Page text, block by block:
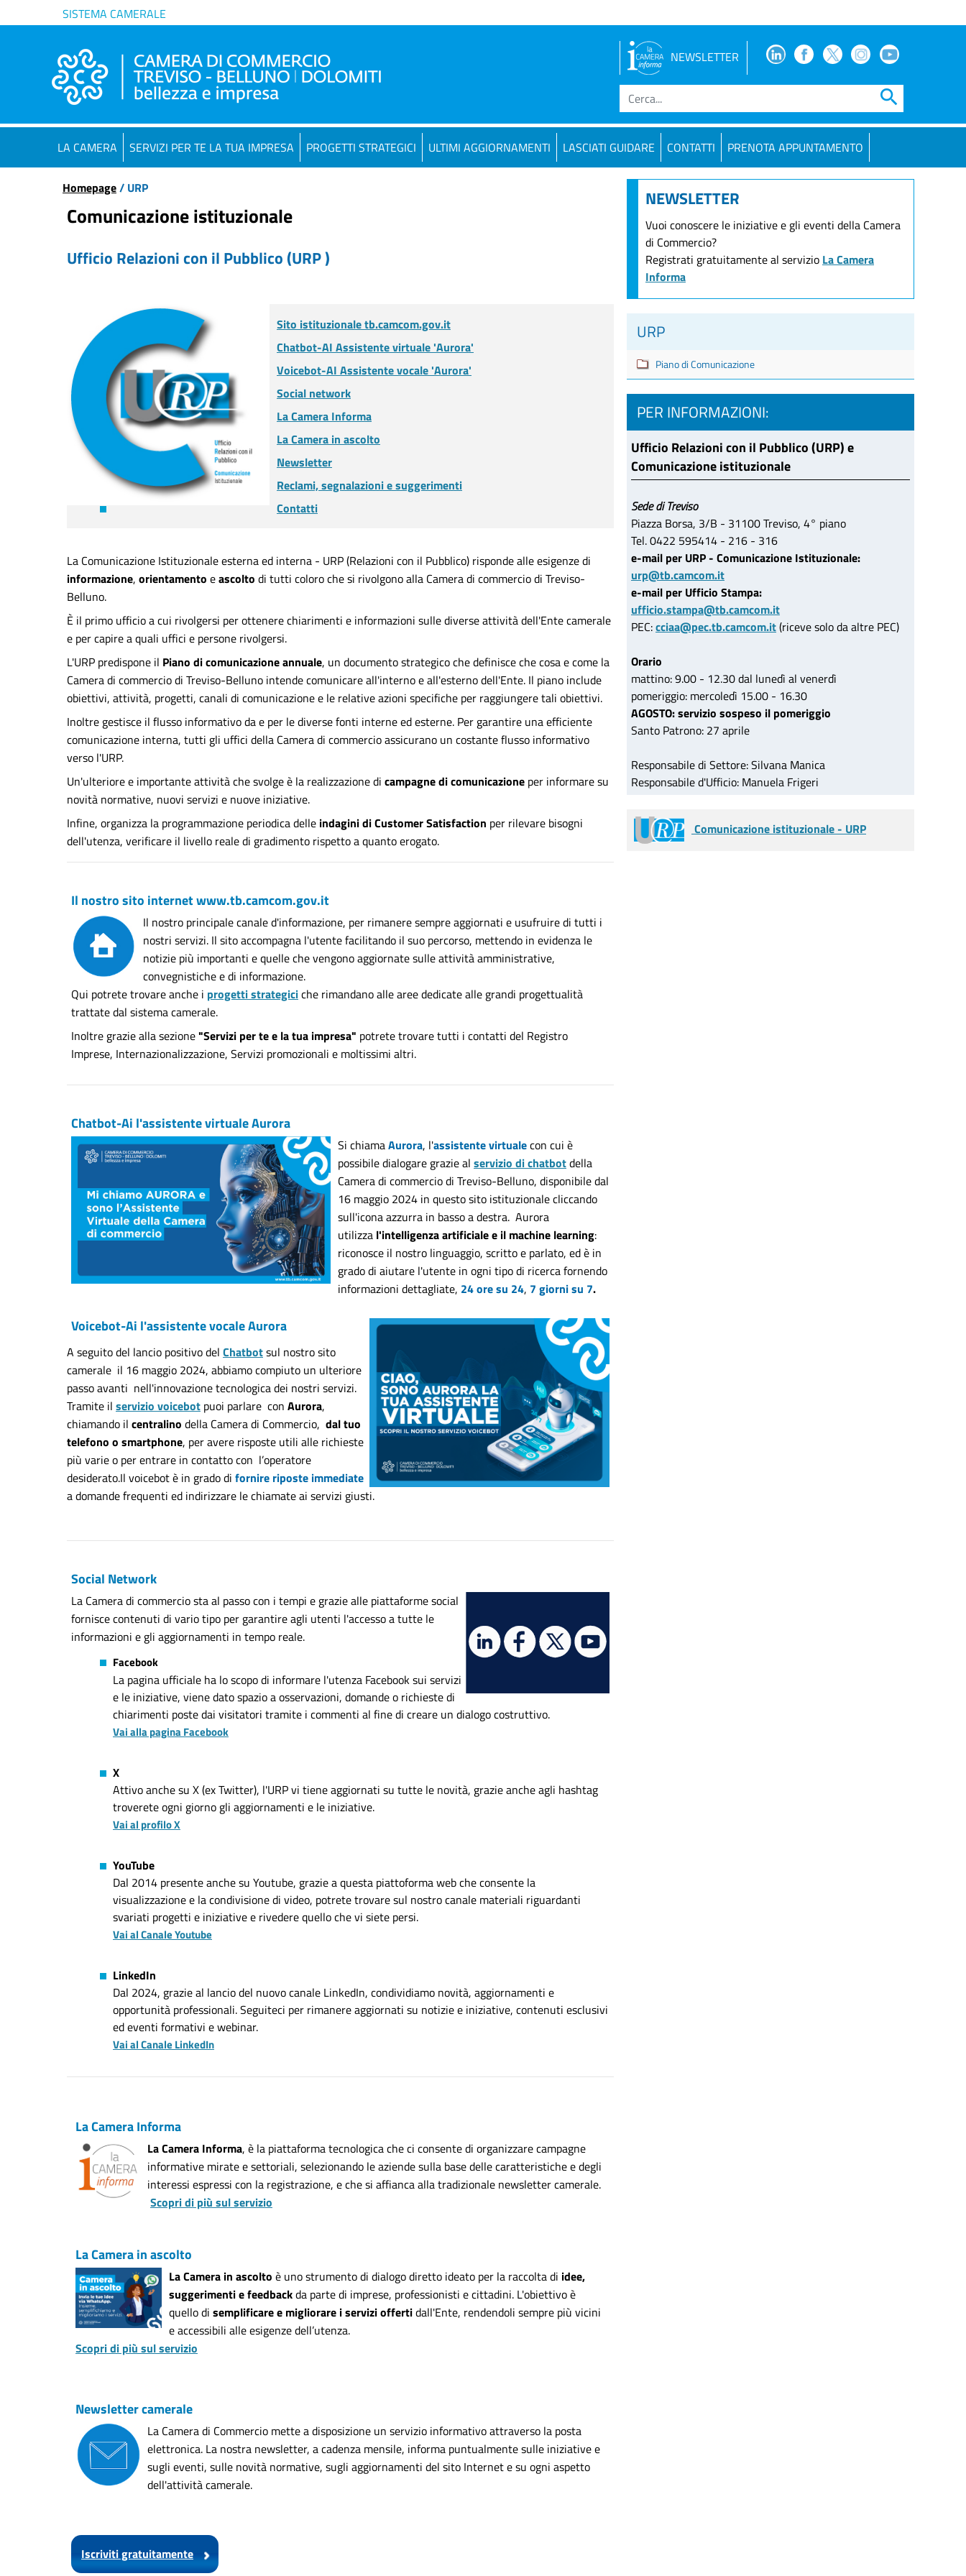
SISTEMA CAMERALE
NEWSLETTER FacebookFacebook
TwitterInstagramYoutube
search
LA CAMERA SERVIZI PER TE LA TUA IMPRESA PROGETTI STRATEGICI ULTIMI AGGIORNAMENTI LASCIATI GUIDARE CONTATTI PRENOTA APPUNTAMENTO
Homepage/ URP
Comunicazione istituzionale
Ufficio Relazioni con il Pubblico (URP )
Sito istituzionale tb.camcom.gov.it
Chatbot-AI Assistente virtuale 'Aurora'
Voicebot-AI Assistente vocale 'Aurora'
Social network
La Camera Informa
La Camera in ascolto
Newsletter
Reclami, segnalazioni e suggerimenti
Contatti
La Comunicazione Istituzionale esterna ed interna - URP (Relazioni con il Pubblico) risponde alle esigenze di
informazione, orientamento eascolto di tutti coloro che si rivolgono alla Camera di commercio di Treviso-
Belluno.
È il primo ufficio a cui rivolgersi per ottenere chiarimenti e informazioni sulle diverse attività dell'Ente camerale
e per capire a quali uffici e persone rivolgersi.
L'URP predispone il Piano di comunicazione annuale, un documento strategico che definisce che cosa e come la
Camera di commercio di Treviso-Belluno intende comunicare all'interno e all'esterno dell'Ente. Il piano include
obiettivi, attività, progetti, canali di comunicazione e le relative azioni specifiche per raggiungere tali obiettivi.
Inoltre gestisce il flusso informativo da e per le diverse fonti interne ed esterne. Per garantire una efficiente
comunicazione interna, tutti gli uffici della Camera di commercio assicurano un costante flusso informativo
verso l'URP.
Un'ulteriore e importante attività che svolge è la realizzazione di campagne di comunicazione per informare su
novità normative, nuovi servizi e nuove iniziative.
Infine, organizza la programmazione periodica delle indagini di Customer Satisfaction per rilevare bisogni
dell'utenza, verificare il livello reale di gradimento rispetto a quanto erogato.
Il nostro sito internet www.tb.camcom.gov.it
Il nostro principale canale d'informazione, per rimanere sempre aggiornati e usufruire di tutti i
nostri servizi. Il sito accompagna l'utente facilitando il suo percorso, mettendo in evidenza le
notizie più importanti e quelle che vengono aggiornate sulle attività amministrative,
convegnistiche e di informazione.
Qui potrete trovare anche i progetti strategiciche rimandano alle aree dedicate alle grandi progettualità
trattate dal sistema camerale.
Inoltre grazie alla sezione"Servizi per te e la tua impresa" potrete trovare tutti i contatti del Registro
Imprese, Internazionalizzazione, Servizi promozionali e moltissimi altri.
Chatbot-Ai l'assistente virtuale Aurora
Si chiamaAurora, l'assistente virtualecon cui è
possibile dialogare grazie al servizio di chatbotdella
Camera di commercio di Treviso-Belluno, disponibile dal
16 maggio 2024 in questo sito istituzionale cliccando
sull'icona azzurra in basso a destra. Aurora
utilizza l'intelligenza artificiale e il machine learning:
riconosce il nostro linguaggio, scritto e parlato, ed è in
grado di aiutare l'utente in ogni tipo di ricerca fornendo
informazioni dettagliate, 24 ore su 24, 7 giorni su 7.
Voicebot-Ai l'assistente vocale Aurora
A seguito del lancio positivo del Chatbotsul nostro sito
camerale il 16 maggio 2024, abbiamo compiuto un ulteriore
passo avanti nell'innovazione tecnologica dei nostri servizi.
Tramite il servizio voicebot puoi parlare con Aurora,
chiamando il centralino della Camera di Commercio, dal tuo
telefono o smartphone, per avere risposte utili alle richieste
più varie o per entrare in contatto con l’operatore
desiderato.Il voicebot è in grado di fornire riposte immediate
a domande frequenti ed indirizzare le chiamate ai servizi giusti.
Social Network
La Camera di commercio sta al passo con i tempi e grazie alle piattaforme social
fornisce contenuti di vario tipo per garantire agli utenti l'accesso a tutte le
informazioni e gli aggiornamenti in tempo reale.
Facebook
La pagina ufficiale ha lo scopo di informare l'utenza Facebook sui servizi
e le iniziative, viene dato spazio a osservazioni, domande o richieste di
chiarimenti poste dai visitatori tramite i commenti al fine di creare un dialogo costruttivo.
Vai alla pagina Facebook
X
Attivo anche su X (ex Twitter), l'URP vi tiene aggiornati su tutte le novità, grazie anche agli hashtag
troverete ogni giorno gli aggiornamenti e le iniziative.
Vai al profilo X
YouTube
Dal 2014 presente anche su Youtube, grazie a questa piattoforma web che consente la
visualizzazione e la condivisione di video, potrete trovare sul nostro canale materiali riguardanti
svariati progetti e iniziative e rivedere quello che vi siete persi.
Vai al Canale Youtube
LinkedIn
Dal 2024, grazie al lancio del nuovo canale LinkedIn, condividiamo novità, aggiornamenti e
opportunità professionali. Seguiteci per rimanere aggiornati su notizie e iniziative, contenuti esclusivi
ed eventi formativi e webinar.
Vai al Canale LinkedIn
La Camera Informa
La Camera Informa, è la piattaforma tecnologica che ci consente di organizzare campagne
informative mirate e settoriali, selezionando le aziende sulla base delle caratteristiche e degli
interessi espressi con la registrazione, e che si affianca alla tradizionale newsletter camerale.
Scopri di più sul servizio
La Camera in ascolto
La Camera in ascolto è uno strumento di dialogo diretto ideato per la raccolta di idee,
suggerimenti e feedbackda parte di imprese, professionisti e cittadini. L'obiettivo è
quello di semplificare e migliorare i servizi offertidall'Ente, rendendoli sempre più vicini
e accessibili alle esigenze dell’utenza.
Scopri di più sul servizio
Newsletter camerale
La Camera di Commercio mette a disposizione un servizio informativo attraverso la posta
elettronica. La nostra newsletter, a cadenza mensile, informa puntualmente sulle iniziative e
sugli eventi, sulle novità normative, sugli aggiornamenti del sito Internet e su ogni aspetto
dell'attività camerale.
Iscriviti gratuitamente
NEWSLETTER
Vuoi conoscere le iniziative e gli eventi della Camera
di Commercio?
Registrati gratuitamente al servizio La Camera
Informa
URP
Piano di Comunicazione
PER INFORMAZIONI:
Ufficio Relazioni con il Pubblico (URP) e
Comunicazione istituzionale
Sede di Treviso
Piazza Borsa, 3/B - 31100 Treviso, 4° piano
Tel. 0422 595414 - 216 - 316
e-mail per URP - Comunicazione Istituzionale:
urp@tb.camcom.it
e-mail per Ufficio Stampa:
ufficio.stampa@tb.camcom.it
PEC:cciaa@pec.tb.camcom.it(riceve solo da altre PEC)
Orario
mattino: 9.00 - 12.30 dal lunedì al venerdì
pomeriggio: mercoledì 15.00 - 16.30
AGOSTO: servizio sospeso il pomeriggio
Santo Patrono: 27 aprile
Responsabile di Settore: Silvana Manica
Responsabile d'Ufficio: Manuela Frigeri
Comunicazione istituzionale - URP